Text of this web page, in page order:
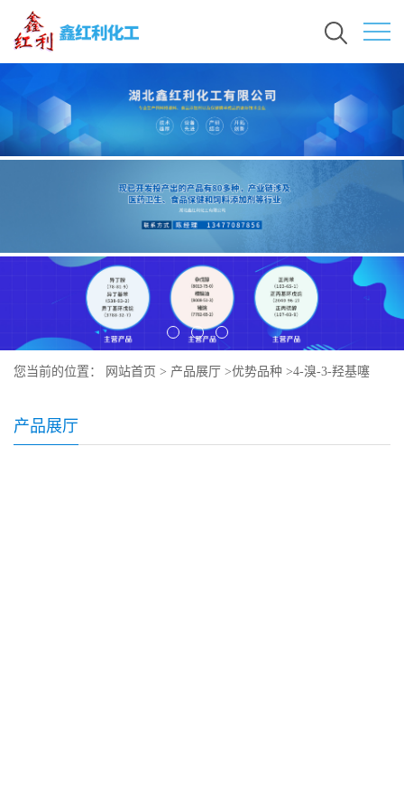
您当前的位置： 网站首页 > 产品展厅 >优势品种 >4-溴-3-羟基噻
产品展厅